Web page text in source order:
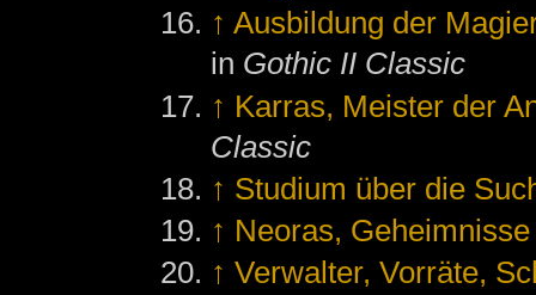
↑ Ausbildung der
in Gothic II Classic
↑ Karras, Meister der
Classic
↑ Studium über die
↑ Neoras,
↑ Verwalter, Vorräte,